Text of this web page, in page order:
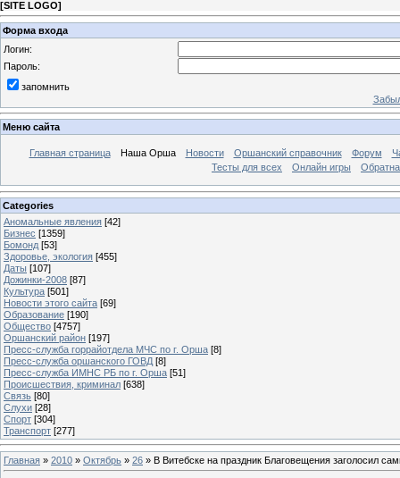
[SITE LOGO]
Форма входа
Логин:
Пароль:
запомнить
Меню сайта
Главная страница Наша Орша Новости Оршанский справочник Форум
Тесты для всех
Онлайн игры
Categories
Аномальные явления [42]
Бизнес [1359]
Бомонд [53]
Здоровье, экология [455]
Даты [107]
Дожинки-2008 [87]
Культура [501]
Новости этого сайта [69]
Образование [190]
Общество [4757]
Оршанский район [197]
Пресс-служба горрайотдела МЧС по г. Орша [8]
Пресс-служба оршанского ГОВД [8]
Пресс-служба ИМНС РБ по г. Орша [51]
Проиcшествия, криминал [638]
Связь [80]
Слухи [28]
Спорт [304]
Транспорт [277]
Главная » 2010 » Октябрь » 26 » В Витебске на праздник Благовещения заголосил